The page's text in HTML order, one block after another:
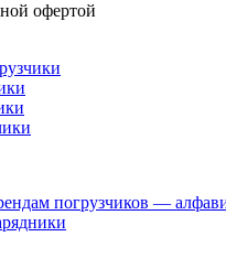
офертой
погрузчиков —